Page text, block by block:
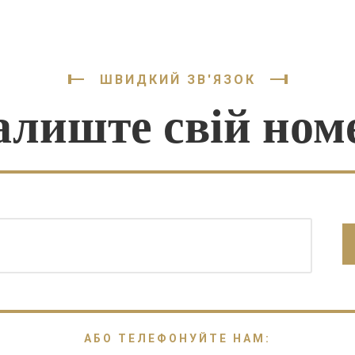
ШВИДКИЙ ЗВ'ЯЗОК
свій
АБО ТЕЛЕФОНУЙТЕ НАМ: